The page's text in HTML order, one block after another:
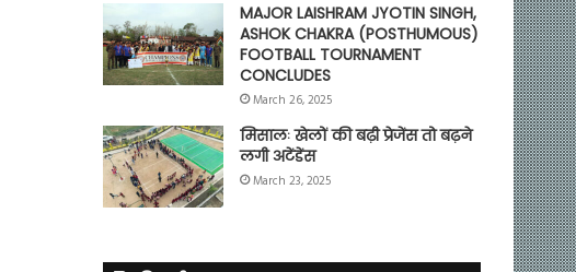
MAJOR LAISHRAM JYOTIN SINGH,
ASHOK CHAKRA (POSTHUMOUS)
FOOTBALL TOURNAMENT
CONCLUDES
March 26, 2025
मिसालः खेलों की बढ़ी प्रेजेंस तो बढ़ने
लगी अटेंडेंस
March 23, 2025